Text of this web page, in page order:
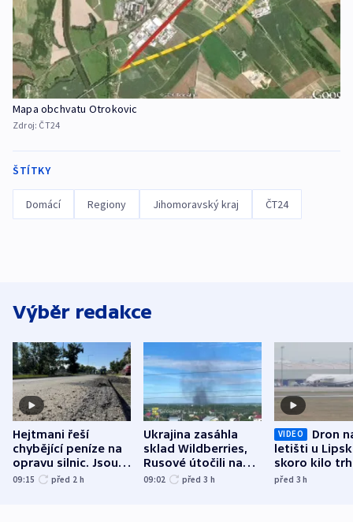
Mapa obchvatu Otrokovic
Zdroj: ČT24
ŠTÍTKY
Domácí Regiony Jihomoravský kraj ČT24
Výběr redakce
Hejtmani řeší
chybějící peníze na
opravu silnic. Jsou
nenárokové, namítá
09:15 před 2 h
Ukrajina zasáhla
sklad Wildberries,
Rusové útočili na
trh, hasiče či
09:02 před 3 h
VIDEO
Dron
letišti u
skoro kilo
indicie
před 3h